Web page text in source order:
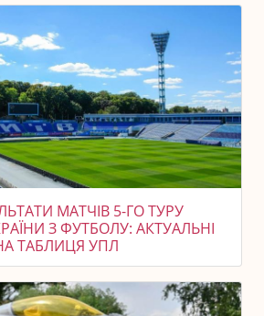
МАТЧІВ 5-ГО ТУРУ
З ФУТБОЛУ: АКТУАЛЬНІ
ТАБЛИЦЯ УПЛ